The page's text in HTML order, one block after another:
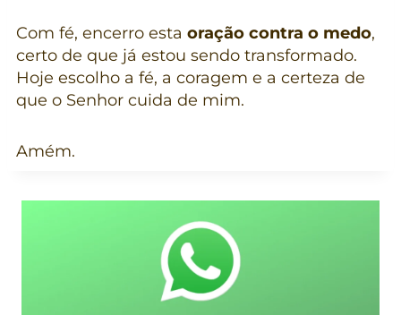
Com fé, encerro esta oração contra o medo,
certo de que já estou sendo transformado.
Hoje escolho a fé, a coragem e a certeza de
que o Senhor cuida de mim.
Amém.